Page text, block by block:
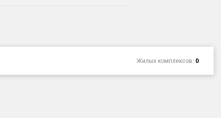
Жилых комплексов: 0